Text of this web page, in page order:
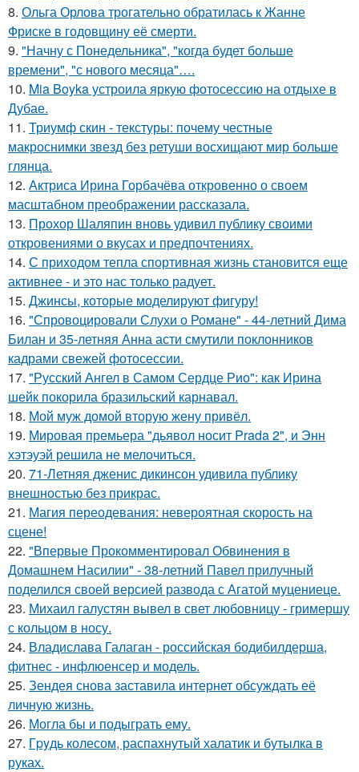
8. Ольга Орлова трогательно обратилась к Жанне
Фриске в годовщину её смерти.
9. "Начну с Понедельника", "когда будет больше
времени", "с нового месяца"….
10. Mia Boyka устроила яркую фотосессию на отдыхе в
Дубае.
11. Триумф скин - текстуры: почему честные
макроснимки звезд без ретуши восхищают мир больше
глянца.
12. Актриса Ирина Горбачёва откровенно о своем
масштабном преображении рассказала.
13. Прохор Шаляпин вновь удивил публику своими
откровениями о вкусах и предпочтениях.
14. С приходом тепла спортивная жизнь становится еще
активнее - и это нас только радует.
15. Джинсы, которые моделируют фигуру!
16. "Спровоцировали Слухи о Романе" - 44-летний Дима
Билан и 35-летняя Анна асти смутили поклонников
кадрами свежей фотосессии.
17. "Русский Ангел в Самом Сердце Рио": как Ирина
шейк покорила бразильский карнавал.
18. Мой муж домой вторую жену привёл.
19. Мировая премьера "дьявол носит Prada 2", и Энн
хэтэуэй решила не мелочиться.
20. 71-Летняя дженис дикинсон удивила публику
внешностью без прикрас.
21. Магия переодевания: невероятная скорость на
сцене!
22. "Впервые Прокомментировал Обвинения в
Домашнем Насилии" - 38-летний Павел прилучный
поделился своей версией развода с Агатой муцениеце.
23. Михаил галустян вывел в свет любовницу - гримершу
с кольцом в носу.
24. Владислава Галаган - российская бодибилдерша,
фитнес - инфлюенсер и модель.
25. Зендея снова заставила интернет обсуждать её
личную жизнь.
26. Могла бы и подыграть ему.
27. Гpyдь колесом, распахнутый халатик и бутылка в
руках.